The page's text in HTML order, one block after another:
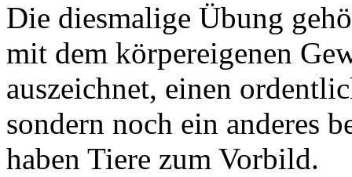
Die diesmalige Übung
mit dem körpereigenen
auszeichnet, einen
sondern noch ein anderes
haben Tiere zum Vorbild.